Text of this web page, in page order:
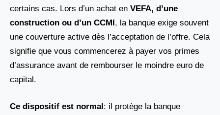
certains cas. Lors d’un achat en VEFA, d’une
construction ou d’un CCMI, la banque exige souvent
une couverture active dès l’acceptation de l’offre. Cela
signifie que vous commencerez à payer vos primes
d’assurance avant de rembourser le moindre euro de
capital.
Ce dispositif est normal: il protège la banque